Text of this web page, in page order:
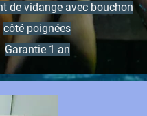
de vidange avec bouchon
côté poignées
Garantie 1 an